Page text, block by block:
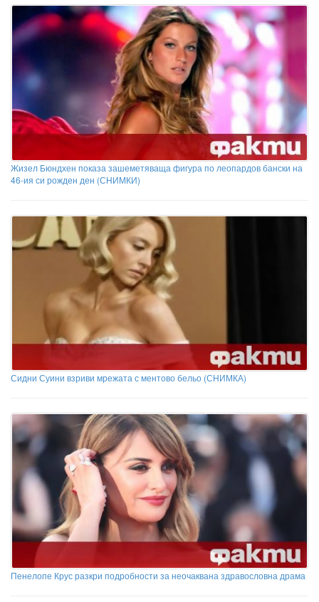
Жизел Бюндхен показа зашеметяваща фигура по леопардов бански на
46-ия си рожден ден (СНИМКИ)
Сидни Суини взриви мрежата с ментово бельо (СНИМКА)
Пенелопе Крус разкри подробности за неочаквана здравословна драма